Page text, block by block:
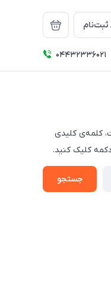
ثبت‌نام
04432336021
کلمه‌ی کلیدی
کلیک کنید.
جستجو